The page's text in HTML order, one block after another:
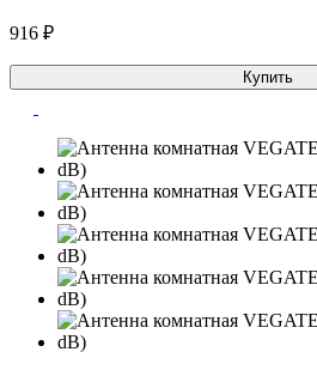
916 ₽
Купить